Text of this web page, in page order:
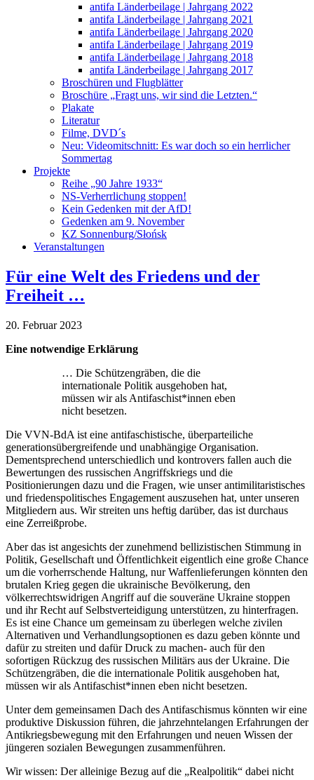
antifa Länderbeilage | Jahrgang 2022
antifa Länderbeilage | Jahrgang 2021
antifa Länderbeilage | Jahrgang 2020
antifa Länderbeilage | Jahrgang 2019
antifa Länderbeilage | Jahrgang 2018
antifa Länderbeilage | Jahrgang 2017
Broschüren und Flugblätter
Broschüre „Fragt uns, wir sind die Letzten.“
Plakate
Literatur
Filme, DVD´s
Neu: Videomitschnitt: Es war doch so ein herrlicher
Sommertag
Projekte
Reihe „90 Jahre 1933“
NS-Verherrlichung stoppen!
Kein Gedenken mit der AfD!
Gedenken am 9. November
KZ Sonnenburg/Słońsk
Veranstaltungen
Für eine Welt des Friedens und der
Freiheit …
20. Februar 2023
Eine notwendige Erklärung
… Die Schützengräben, die die
internationale Politik ausgehoben hat,
müssen wir als Antifaschist*innen eben
nicht besetzen.
Die VVN-BdA ist eine antifaschistische, überparteiliche
generationsübergreifende und unabhängige Organisation.
Dementsprechend unterschiedlich und kontrovers fallen auch die
Bewertungen des russischen Angriffskriegs und die
Positionierungen dazu und die Fragen, wie unser antimilitaristisches
und friedenspolitisches Engagement auszusehen hat, unter unseren
Mitgliedern aus. Wir streiten uns heftig darüber, das ist durchaus
eine Zerreißprobe.
Aber das ist angesichts der zunehmend bellizistischen Stimmung in
Politik, Gesellschaft und Öffentlichkeit eigentlich eine große Chance
um die vorherrschende Haltung, nur Waffenlieferungen könnten den
brutalen Krieg gegen die ukrainische Bevölkerung, den
völkerrechtswidrigen Angriff auf die souveräne Ukraine stoppen
und ihr Recht auf Selbstverteidigung unterstützen, zu hinterfragen.
Es ist eine Chance um gemeinsam zu überlegen welche zivilen
Alternativen und Verhandlungsoptionen es dazu geben könnte und
dafür zu streiten und dafür Druck zu machen- auch für den
sofortigen Rückzug des russischen Militärs aus der Ukraine. Die
Schützengräben, die die internationale Politik ausgehoben hat,
müssen wir als Antifaschist*innen eben nicht besetzen.
Unter dem gemeinsamen Dach des Antifaschismus könnten wir eine
produktive Diskussion führen, die jahrzehntelangen Erfahrungen der
Antikriegsbewegung mit den Erfahrungen und neuen Wissen der
jüngeren sozialen Bewegungen zusammenführen.
Wir wissen: Der alleinige Bezug auf die „Realpolitik“ dabei nicht